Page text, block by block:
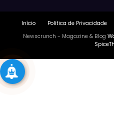
Início Política de Privacidade
Newscrunch - Magazine & Blog